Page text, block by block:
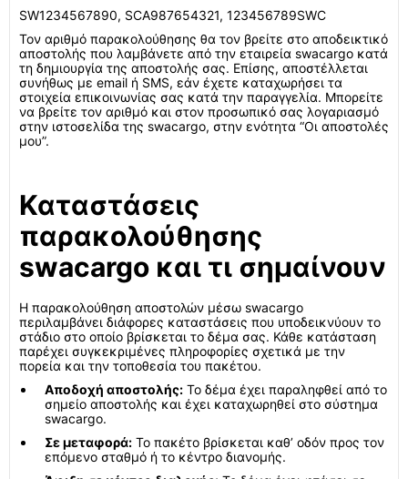
SW1234567890, SCA987654321, 123456789SWC
Τον αριθμό παρακολούθησης θα τον βρείτε στο αποδεικτικό
αποστολής που λαμβάνετε από την εταιρεία swacargo κατά
τη δημιουργία της αποστολής σας. Επίσης, αποστέλλεται
συνήθως με email ή SMS, εάν έχετε καταχωρήσει τα
στοιχεία επικοινωνίας σας κατά την παραγγελία. Μπορείτε
να βρείτε τον αριθμό και στον προσωπικό σας λογαριασμό
στην ιστοσελίδα της swacargo, στην ενότητα “Οι αποστολές
μου”.
Καταστάσεις
παρακολούθησης
swacargo και τι σημαίνουν
Η παρακολούθηση αποστολών μέσω swacargo
περιλαμβάνει διάφορες καταστάσεις που υποδεικνύουν το
στάδιο στο οποίο βρίσκεται το δέμα σας. Κάθε κατάσταση
παρέχει συγκεκριμένες πληροφορίες σχετικά με την
πορεία και την τοποθεσία του πακέτου.
Αποδοχή αποστολής: Το δέμα έχει παραληφθεί από το
σημείο αποστολής και έχει καταχωρηθεί στο σύστημα
swacargo.
Σε μεταφορά: Το πακέτο βρίσκεται καθ’ οδόν προς τον
επόμενο σταθμό ή το κέντρο διανομής.